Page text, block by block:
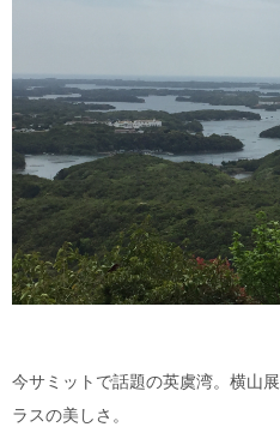
今サミットで話題の英虞湾。横山
ラスの美しさ。